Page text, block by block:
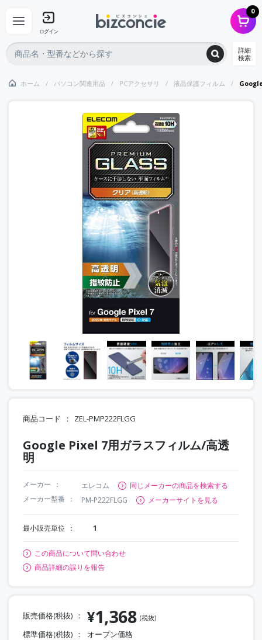
ログイン
0
詳細
検索
ホーム パソコン関連用品 PCアクセサリ 液晶保護フィルム
商品コード ZEL-PMP222FLGG
Google Pixel 7用ガラスフィルム/高透
明
メーカー エレコム
同じメーカーの商品を検索する
メーカー型番
PM-P222FLGG メーカーサイトを見る
最小販売単位 1
この商品について問い合わせ
商品詳細の誤りを報告
販売価格(税抜) ¥1,368 (税抜)
標準価格(税抜) オープン価格